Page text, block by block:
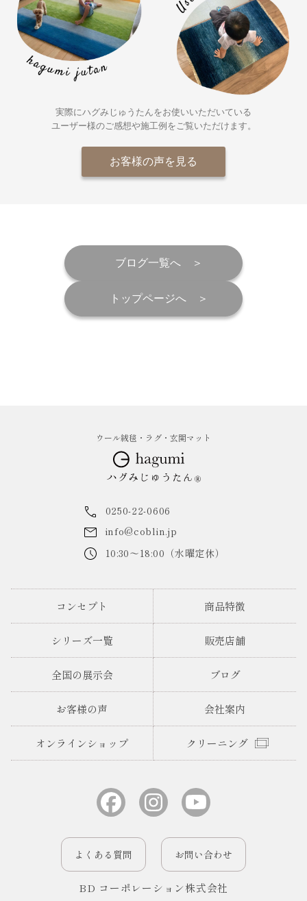
実際にハグみじゅうたんをお使いいただいている
ユーザー様のご感想や施工例をご覧いただけます。
お客様の声を見る
ブログ一覧へ
トップページへ
ウール絨毯・ラグ・玄関マット
0250-22-0606
info@coblin.jp
10:30～18:00（水曜定休）
コンセプト 商品特徴
シリーズ一覧 販売店舗
全国の展示会 ブログ
お客様の声 会社案内
オンラインショップ クリーニング
よくある質問 お問い合わせ
BD コーポレーション株式会社